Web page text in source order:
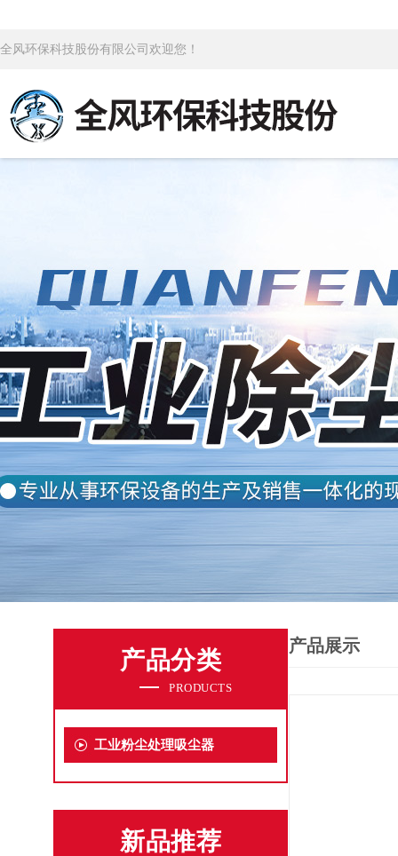
全风环保科技股份有限公司欢迎您！
产品分类
PRODUCTS
工业粉尘处理吸尘器
新品推荐
产品展示